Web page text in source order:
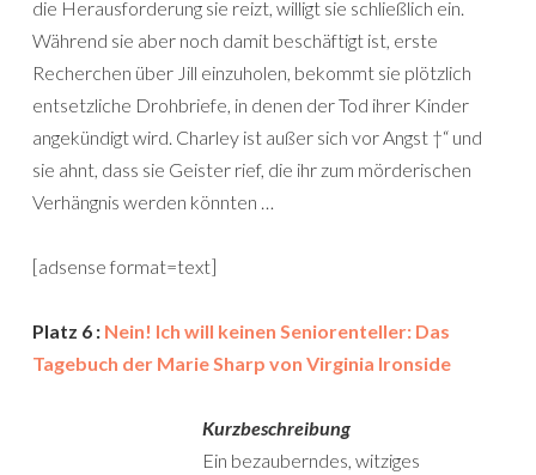
die Herausforderung sie reizt, willigt sie schließlich ein.
Während sie aber noch damit beschäftigt ist, erste
Recherchen über Jill einzuholen, bekommt sie plötzlich
entsetzliche Drohbriefe, in denen der Tod ihrer Kinder
angekündigt wird. Charley ist außer sich vor Angst †“ und
sie ahnt, dass sie Geister rief, die ihr zum mörderischen
Verhängnis werden könnten …
[adsense format=text]
Platz 6 : Nein! Ich will keinen Seniorenteller: Das
Tagebuch der Marie Sharp von Virginia Ironside
Kurzbeschreibung
Ein bezauberndes, witziges